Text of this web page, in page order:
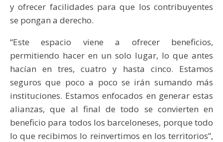
y ofrecer facilidades para que los contribuyentes
se pongan a derecho.
“Este espacio viene a ofrecer beneficios,
permitiendo hacer en un solo lugar, lo que antes
hacían en tres, cuatro y hasta cinco. Estamos
seguros que poco a poco se irán sumando más
instituciones. Estamos enfocados en generar estas
alianzas, que al final de todo se convierten en
beneficio para todos los barceloneses, porque todo
lo que recibimos lo reinvertimos en los territorios”,